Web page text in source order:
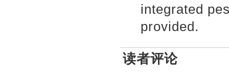
integrated
provided.
读者评论